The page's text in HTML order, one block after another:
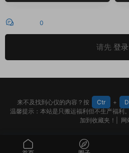
0
请先 登录
来不及找到心仪的内容？按 Ctr + D
温馨提示：本站是只搬运福利但不生产福利
加到收藏夹！| 网